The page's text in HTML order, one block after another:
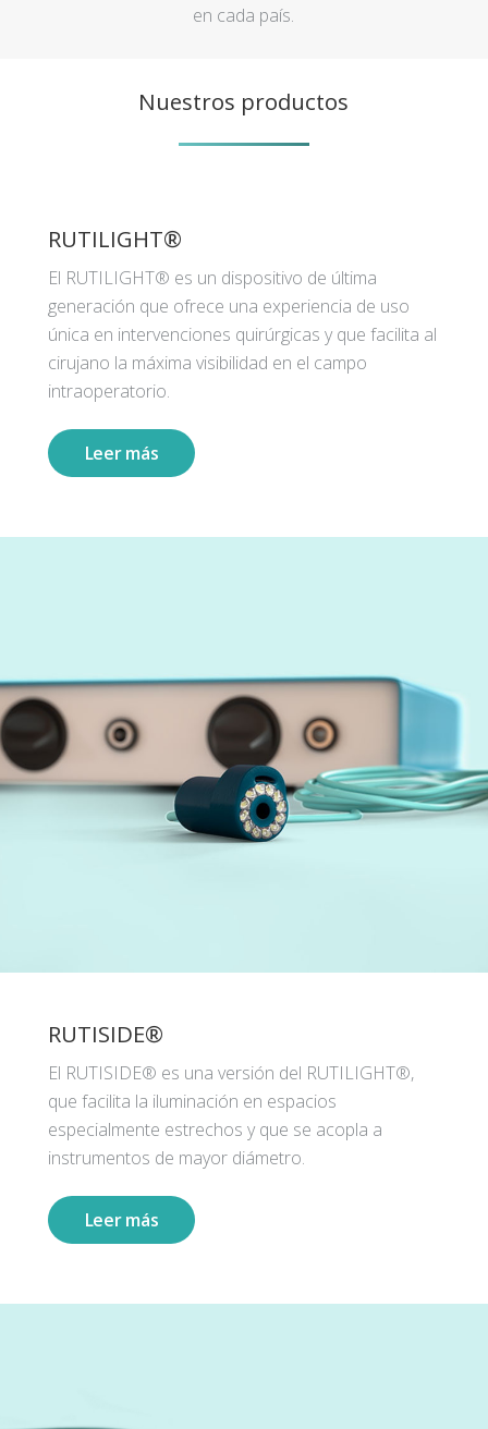
en cada país.
Nuestros productos
RUTILIGHT®
El RUTILIGHT® es un dispositivo de última
generación que ofrece una experiencia de uso
única en intervenciones quirúrgicas y que facilita al
cirujano la máxima visibilidad en el campo
intraoperatorio.
Leer más
RUTISIDE®
El RUTISIDE® es una versión del RUTILIGHT®,
que facilita la iluminación en espacios
especialmente estrechos y que se acopla a
instrumentos de mayor diámetro.
Leer más